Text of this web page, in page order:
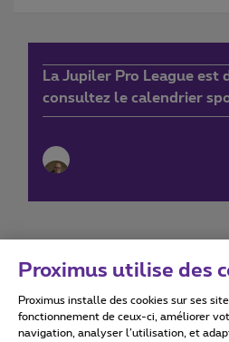
La Jupiler Pro League est
consultez le calendrier
Conditions d'utilisation
Proximus utilise des
Proximus installe des cookies sur ses
fonctionnement de ceux-ci, améliorer
navigation, analyser l’utilisation, et